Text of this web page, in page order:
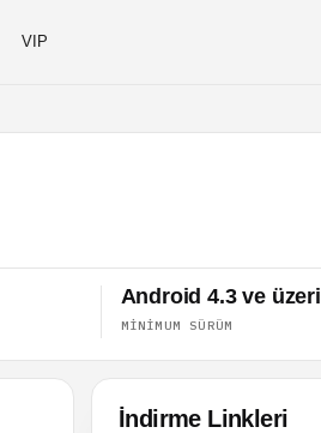
VIP
Android 4.3 ve üzeri
MINIMUM SÜRÜM
İndirme Linkleri